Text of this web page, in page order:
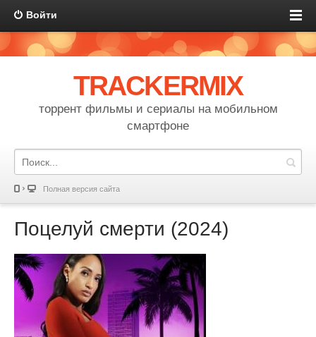
Войти
TRACKERMIX
торрент фильмы и сериалы на мобильном
смартфоне
Полная версия сайта
Поцелуй смерти (2024)